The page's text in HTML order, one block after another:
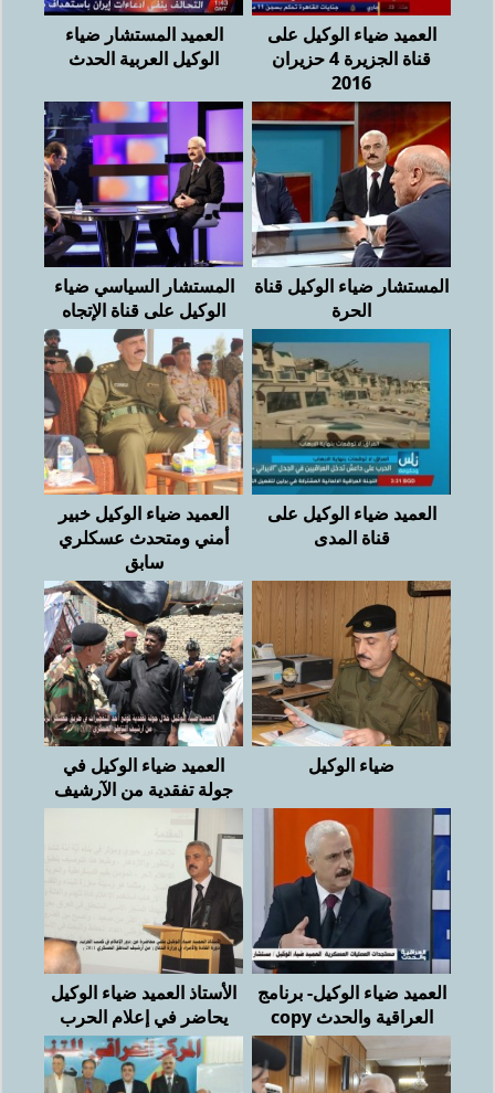
العميد ضياء الوكيل على
قناة الجزيرة 4 حزيران
2016
العميد المستشار ضياء
الوكيل العربية الحدث
المستشار ضياء الوكيل قناة
الحرة
المستشار السياسي ضياء
الوكيل على قناة الإتجاه
العميد ضياء الوكيل على
قناة المدى
العميد ضياء الوكيل خبير
أمني ومتحدث عسكلري
سابق
ضياء الوكيل
العميد ضياء الوكيل في
جولة تفقدية من الآرشيف
العميد ضياء الوكيل- برنامج
العراقية والحدث copy
الأستاذ العميد ضياء الوكيل
يحاضر في إعلام الحرب